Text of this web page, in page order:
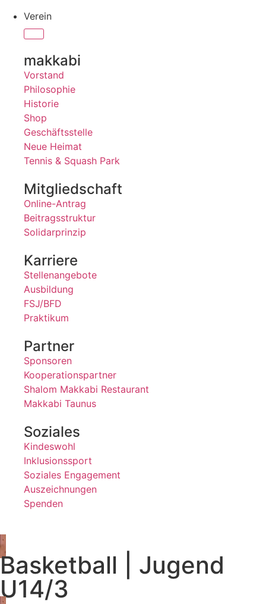
Verein
makkabi
Vorstand
Philosophie
Historie
Shop
Geschäftsstelle
Neue Heimat
Tennis & Squash Park
Mitgliedschaft
Online-Antrag
Beitragsstruktur
Solidarprinzip
Karriere
Stellenangebote
Ausbildung
FSJ/BFD
Praktikum
Partner
Sponsoren
Kooperationspartner
Shalom Makkabi Restaurant
Makkabi Taunus
Soziales
Kindeswohl
Inklusionssport
Soziales Engagement
Auszeichnungen
Spenden
Basketball | Jugend
U14/3